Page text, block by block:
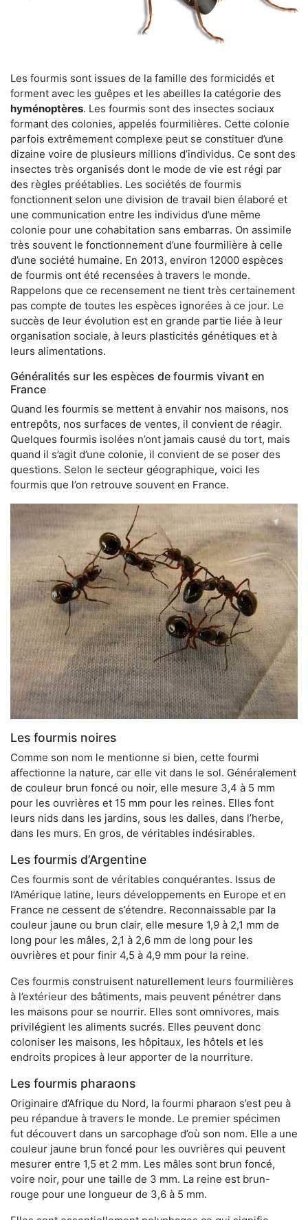
Les fourmis sont issues de la famille des formicidés et
forment avec les guêpes et les abeilles la catégorie des
hyménoptères. Les fourmis sont des insectes sociaux
formant des colonies, appelés fourmilières. Cette colonie
parfois extrêmement complexe peut se constituer d’une
dizaine voire de plusieurs millions d’individus. Ce sont des
insectes très organisés dont le mode de vie est régi par
des règles préétablies. Les sociétés de fourmis
fonctionnent selon une division de travail bien élaboré et
une communication entre les individus d’une même
colonie pour une cohabitation sans embarras. On assimile
très souvent le fonctionnement d’une fourmilière à celle
d’une société humaine. En 2013, environ 12000 espèces
de fourmis ont été recensées à travers le monde.
Rappelons que ce recensement ne tient très certainement
pas compte de toutes les espèces ignorées à ce jour. Le
succès de leur évolution est en grande partie liée à leur
organisation sociale, à leurs plasticités génétiques et à
leurs alimentations.
Généralités sur les espèces de fourmis vivant en
France
Quand les fourmis se mettent à envahir nos maisons, nos
entrepôts, nos surfaces de ventes, il convient de réagir.
Quelques fourmis isolées n’ont jamais causé du tort, mais
quand il s’agit d’une colonie, il convient de se poser des
questions. Selon le secteur géographique, voici les
fourmis que l’on retrouve souvent en France.
Les fourmis noires
Comme son nom le mentionne si bien, cette fourmi
affectionne la nature, car elle vit dans le sol. Généralement
de couleur brun foncé ou noir, elle mesure 3,4 à 5 mm
pour les ouvrières et 15 mm pour les reines. Elles font
leurs nids dans les jardins, sous les dalles, dans l’herbe,
dans les murs. En gros, de véritables indésirables.
Les fourmis d’Argentine
Ces fourmis sont de véritables conquérantes. Issus de
l’Amérique latine, leurs développements en Europe et en
France ne cessent de s’étendre. Reconnaissable par la
couleur jaune ou brun clair, elle mesure 1,9 à 2,1 mm de
long pour les mâles, 2,1 à 2,6 mm de long pour les
ouvrières et pour finir 4,5 à 4,9 mm pour la reine.
Ces fourmis construisent naturellement leurs fourmilières
à l’extérieur des bâtiments, mais peuvent pénétrer dans
les maisons pour se nourrir. Elles sont omnivores, mais
privilégient les aliments sucrés. Elles peuvent donc
coloniser les maisons, les hôpitaux, les hôtels et les
endroits propices à leur apporter de la nourriture.
Les fourmis pharaons
Originaire d’Afrique du Nord, la fourmi pharaon s’est peu à
peu répandue à travers le monde. Le premier spécimen
fut découvert dans un sarcophage d’où son nom. Elle a une
couleur jaune brun foncé pour les ouvrières qui peuvent
mesurer entre 1,5 et 2 mm. Les mâles sont brun foncé,
voire noir, pour une taille de 3 mm. La reine est brun-
rouge pour une longueur de 3,6 à 5 mm.